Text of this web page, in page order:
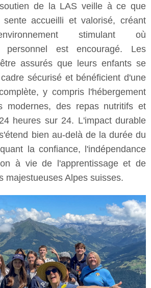
de la LAS veille à ce que
accueilli et valorisé, créant
stimulant où
personnel est encouragé. Les
assurés que leurs enfants se
sécurisé et bénéficient d'une
y compris l'hébergement
modernes, des repas nutritifs et
heures sur 24. L'impact durable
bien au-delà de la durée du
la confiance, l'indépendance
à vie de l'apprentissage et de
majestueuses Alpes suisses.